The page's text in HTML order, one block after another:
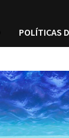
POLÍTICAS